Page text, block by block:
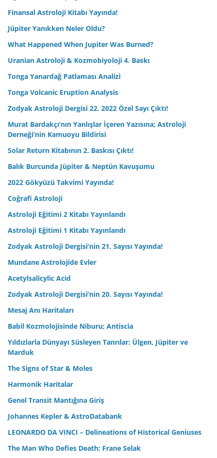
Finansal Astroloji Kitabı Yayında!
Jüpiter Yanıkken Neler Oldu?
What Happened When Jupiter Was Burned?
Uranian Astroloji & Kozmobiyoloji 4. Baskı
Tonga Yanardağ Patlaması Analizi
Tonga Volcanic Eruption Analysis
Zodyak Astroloji Dergisi 22. 2022 Özel Sayı Çıktı!
Murat Bardakçı’nın Yanlışlar İçeren Yazısına; Astroloji
Derneği’nin Kamuoyu Bildirisi
Solar Return Kitabının 2. Baskısı Çıktı!
Balık Burcunda Jüpiter & Neptün Kavuşumu
2022 Gökyüzü Takvimi Yayında!
Coğrafi Astroloji
Astroloji Eğitimi 2 Kitabı Yayınlandı
Astroloji Eğitimi 1 Kitabı Yayınlandı
Zodyak Astroloji Dergisi’nin 21. Sayısı Yayında!
Mundane Astrolojide Evler
Acetylsalicylic Acid
Zodyak Astroloji Dergisi’nin 20. Sayısı Yayında!
Mesaj Anı Haritaları
Babil Kozmolojisinde Niburu; Antiscia
Yıldızlarla Dünyayı Süsleyen Tanrılar: Ülgen, Jüpiter ve
Marduk
The Signs of Star & Moles
Harmonik Haritalar
Genel Transit Mantığına Giriş
Johannes Kepler & AstroDatabank
LEONARDO DA VINCI – Delineations of Historical Geniuses
The Man Who Defies Death: Frane Selak